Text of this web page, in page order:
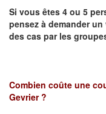
Si vous êtes 4 ou 5
pensez à demander
des cas par les
Combien coûte une
Gevrier ?